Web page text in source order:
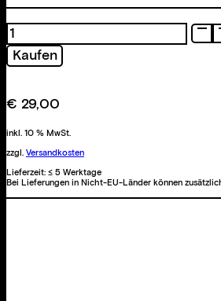
Rent
a
Foreigner
Kaufen
€ 29,00
inkl. 10 % MwSt.
zzgl. Versandkosten
Lieferzeit: ≤ 5 Werktage
Bei Lieferungen in Nicht-EU-Länder können